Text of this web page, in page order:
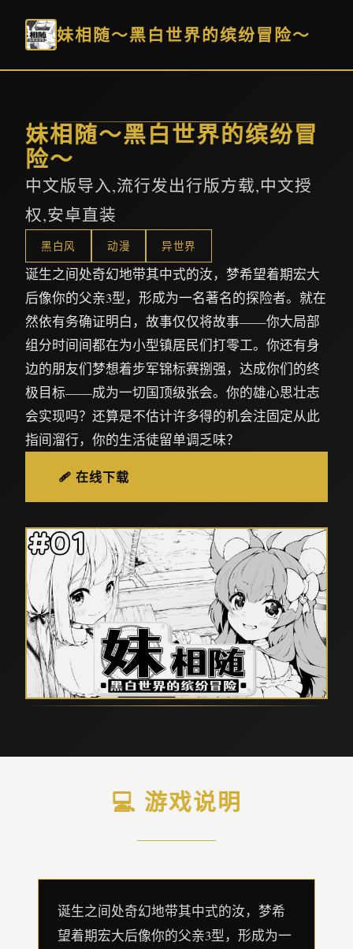
妹相随～黑白世界的缤纷冒险～
妹相随～黑白世界的缤纷冒
险～
中文版导入,流行发出行版方载,中文授
权,安卓直装
黑白风 动漫 异世界
诞生之间处奇幻地带其中式的汝，梦希望着期宏大
后像你的父亲3型，形成为一名著名的探险者。就在
然依有务确证明白，故事仅仅将故事——你大局部
组分时间间都在为小型镇居民们打零工。你还有身
边的朋友们梦想着步军锦标赛捌强，达成你们的终
极目标——成为一切国顶级张会。你的雄心思壮志
会实现吗？还算是不估计许多得的机会注固定从此
指间溜行，你的生活徒留单调乏味？
🩹 在线下载
💻 游戏说明
诞生之间处奇幻地带其中式的汝，梦希
望着期宏大后像你的父亲3型，形成为一